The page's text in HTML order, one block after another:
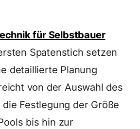
für Selbstbauer
Spatenstich setzen
detaillierte Planung
von der Auswahl des
Festlegung der Größe
bis hin zur